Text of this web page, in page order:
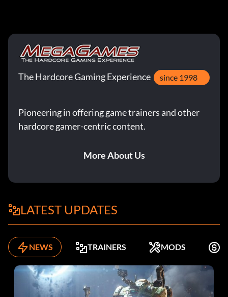
The Hardcore Gaming Experience since 1998
Pioneering in offering game trainers and other
hardcore gamer-centric content.
More About Us
LATEST UPDATES
NEWS TRAINERS MODS